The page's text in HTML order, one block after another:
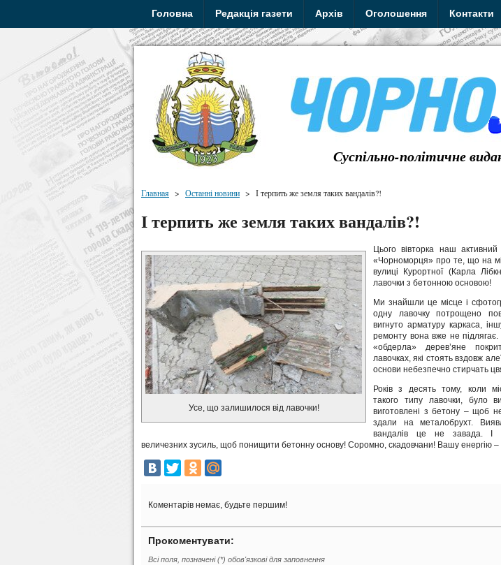
Головна Редакція газети Архів Оголошення Контакти
Суспільно-політичне
Главная > Останні новини > І терпить же земля таких вандалів?!
І терпить же земля таких вандалів?!
Усе, що залишилося від лавочки!
Цього вівторка наш активний
«Чорноморця» про те, що на
вулиці Курортної (Карла
лавочки з бетонною основою!
Ми знайшли це місце і
одну лавочку потрощено
вигнуто арматуру каркаса,
ремонту вона вже не
«обдерла» дерев’яне
лавочках, які стоять вздовж
основи небезпечно стирчать
Років з десять тому, коли
такого типу лавочки, було
виготовлені з бетону – щоб
здали на металобрухт.
вандалів це не завада. І
величезних зусиль, щоб понищити бетонну основу! Соромно, скадовчани! Вашу енергію –
Коментарів немає, будьте першим!
Прокоментувати:
Всі поля, позначені (*) обов'язкові для заповнення